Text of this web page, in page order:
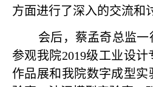
方面进行了深入的交流和
会后，蔡孟奇总监
参观我院2019级工业设
作品展和我院数字成型